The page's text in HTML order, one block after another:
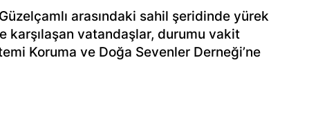
Güzelçamlı arasındaki sahil şeridinde yürek
karşılaşan vatandaşlar, durumu vakit
Koruma ve Doğa Sevenler Derneği’ne